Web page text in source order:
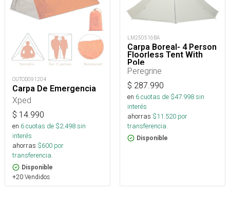
OUTOD091204
Carpa De Emergencia
Xped
$ 14.990
en 6cuotas de $2.498sin
interés
ahorras $600 por
transferencia.
Disponible
+20 Vendidos
LM250516BA
Carpa Boreal- 4 Person
Floorless Tent With
Pole
Peregrine
$ 287.990
en 6cuotas de $47.998sin
interés
ahorras $11.520 por
transferencia.
Disponible